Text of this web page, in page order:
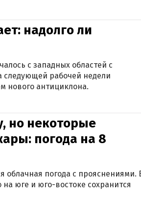
надолго ли
с западных областей с
следующей рабочей недели
нового антициклона.
но некоторые
погода на 8
облачная погода с прояснениями.
юге и юго-востоке сохранится